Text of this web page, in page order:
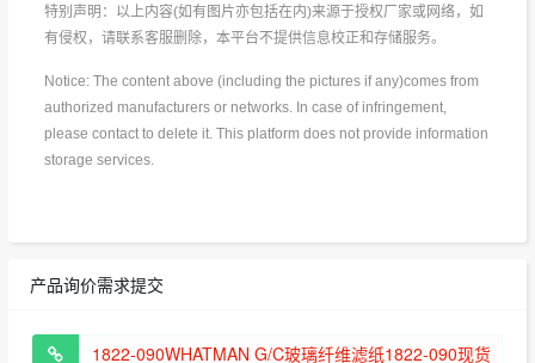
特别声明：以上内容(如有图片亦包括在内)来源于授权厂家或网络，如
有侵权，请联系客服删除，本平台不提供信息校正和存储服务。
Notice: The content above (including the pictures if any)comes from
authorized manufacturers or networks. In case of infringement,
please contact to delete it. This platform does not provide information
storage services.
产品询价需求提交